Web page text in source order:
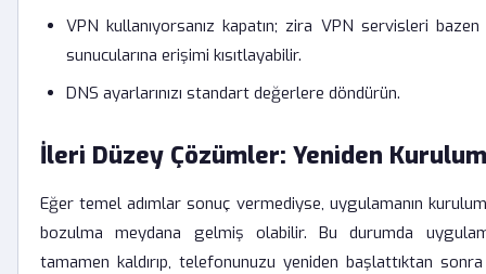
VPN kullanıyorsanız kapatın; zira VPN servisleri
sunucularına erişimi kısıtlayabilir.
DNS ayarlarınızı standart değerlere döndürün.
İleri Düzey Çözümler: Yeniden
Eğer temel adımlar sonuç vermediyse, uygulamanın
bozulma meydana gelmiş olabilir. Bu durumda
tamamen kaldırıp, telefonunuzu yeniden başlattıktan